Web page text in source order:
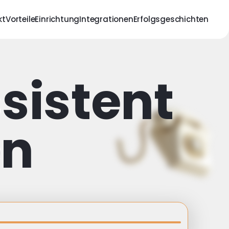
VorteileEinrichtungIntegrationenErfolgsgeschichten